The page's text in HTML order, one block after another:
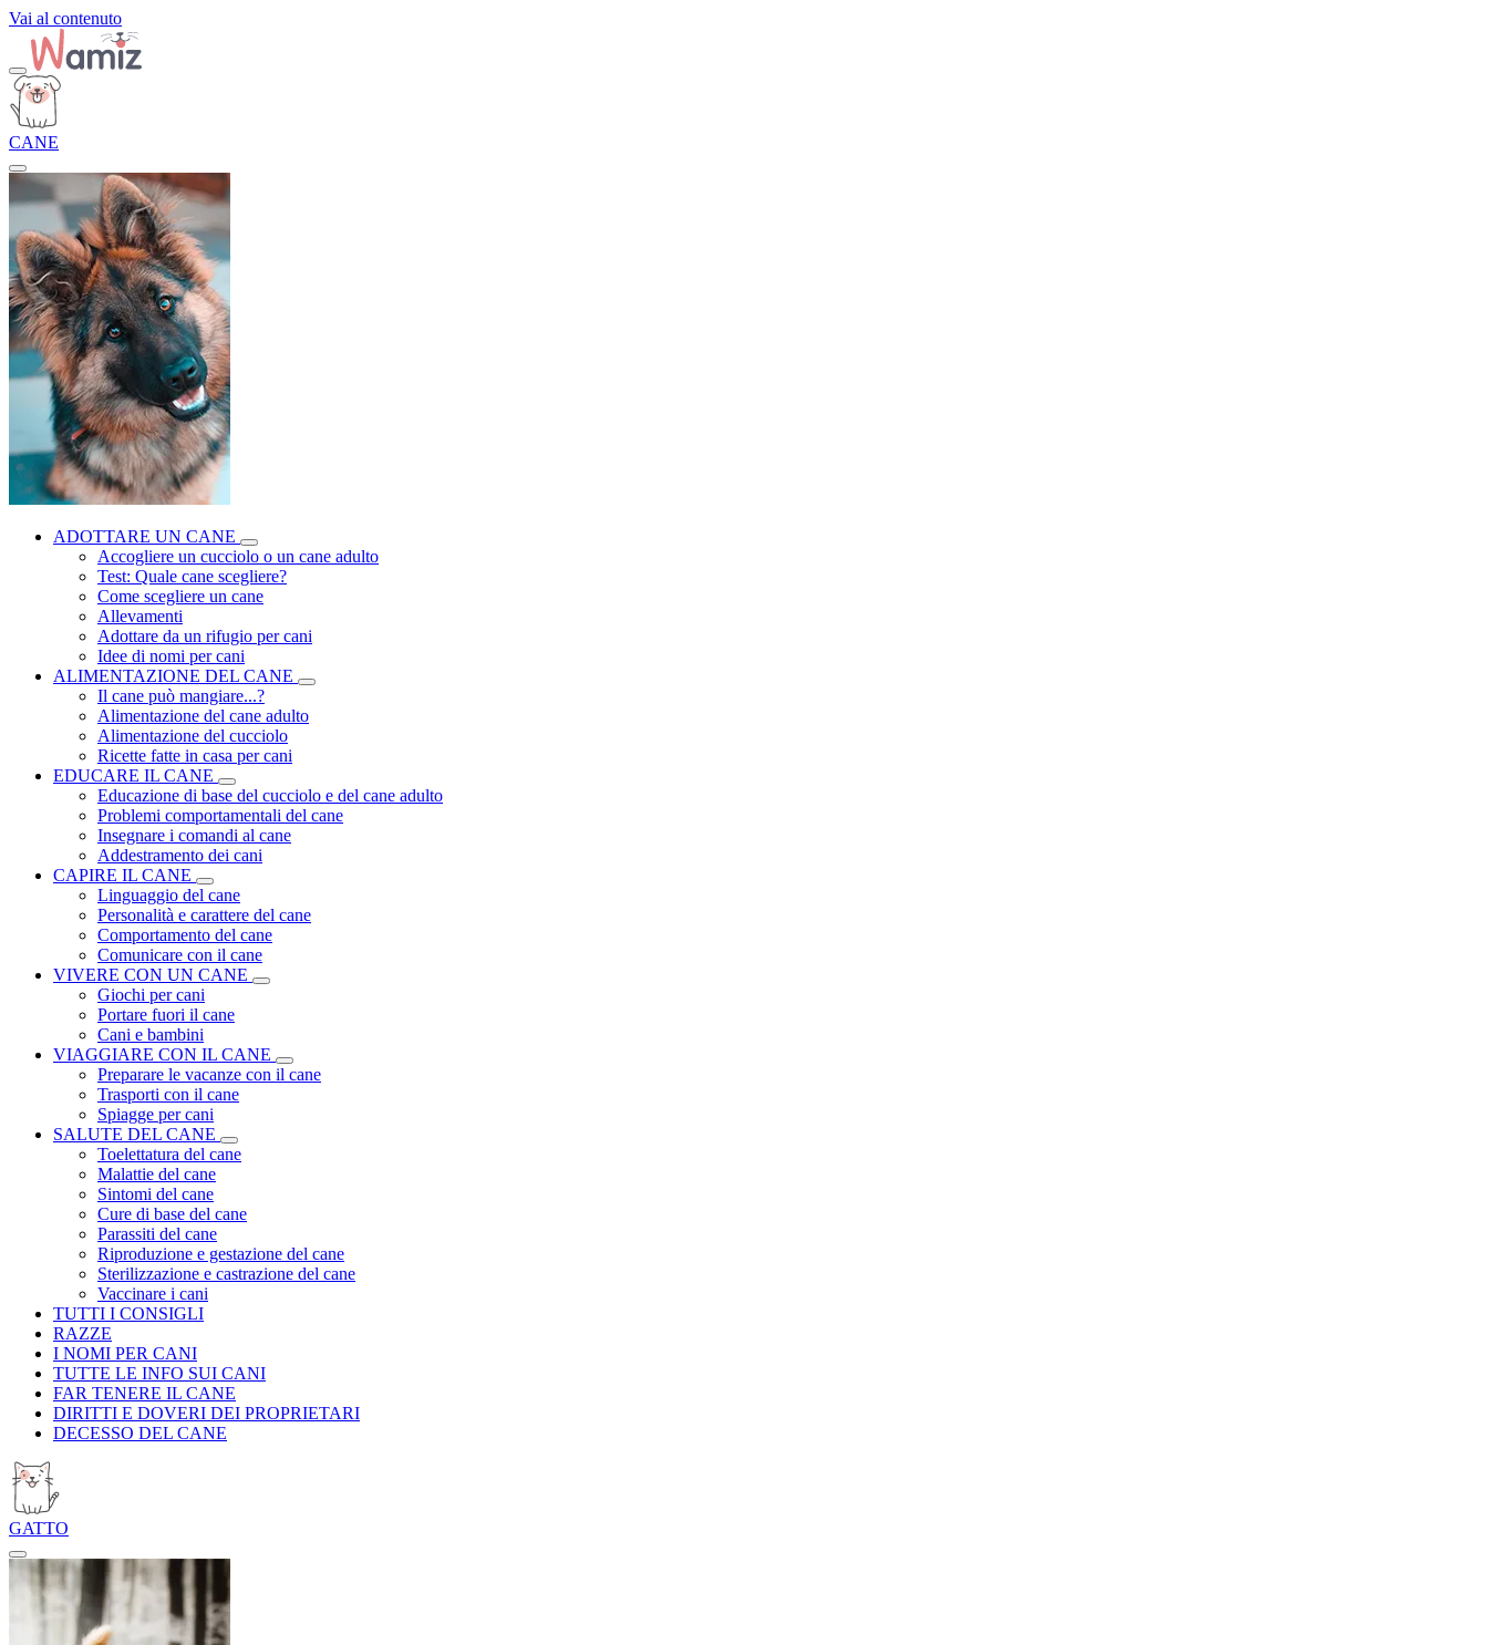
Vai al contenuto
CANE
ADOTTARE UN CANE
Accogliere un cucciolo o un cane adulto
Test: Quale cane scegliere?
Come scegliere un cane
Allevamenti
Adottare da un rifugio per cani
Idee di nomi per cani
ALIMENTAZIONE DEL CANE
Il cane può mangiare...?
Alimentazione del cane adulto
Alimentazione del cucciolo
Ricette fatte in casa per cani
EDUCARE IL CANE
Educazione di base del cucciolo e del cane adulto
Problemi comportamentali del cane
Insegnare i comandi al cane
Addestramento dei cani
CAPIRE IL CANE
Linguaggio del cane
Personalità e carattere del cane
Comportamento del cane
Comunicare con il cane
VIVERE CON UN CANE
Giochi per cani
Portare fuori il cane
Cani e bambini
VIAGGIARE CON IL CANE
Preparare le vacanze con il cane
Trasporti con il cane
Spiagge per cani
SALUTE DEL CANE
Toelettatura del cane
Malattie del cane
Sintomi del cane
Cure di base del cane
Parassiti del cane
Riproduzione e gestazione del cane
Sterilizzazione e castrazione del cane
Vaccinare i cani
TUTTI I CONSIGLI
RAZZE
I NOMI PER CANI
TUTTE LE INFO SUI CANI
FAR TENERE IL CANE
DIRITTI E DOVERI DEI PROPRIETARI
DECESSO DEL CANE
GATTO